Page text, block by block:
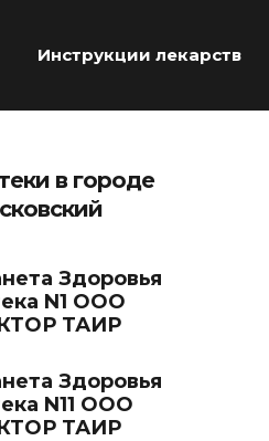
Инструкции лекарств
в городе
Здоровья
N1 ООО
ТАИР
Здоровья
N11 ООО
ТАИР